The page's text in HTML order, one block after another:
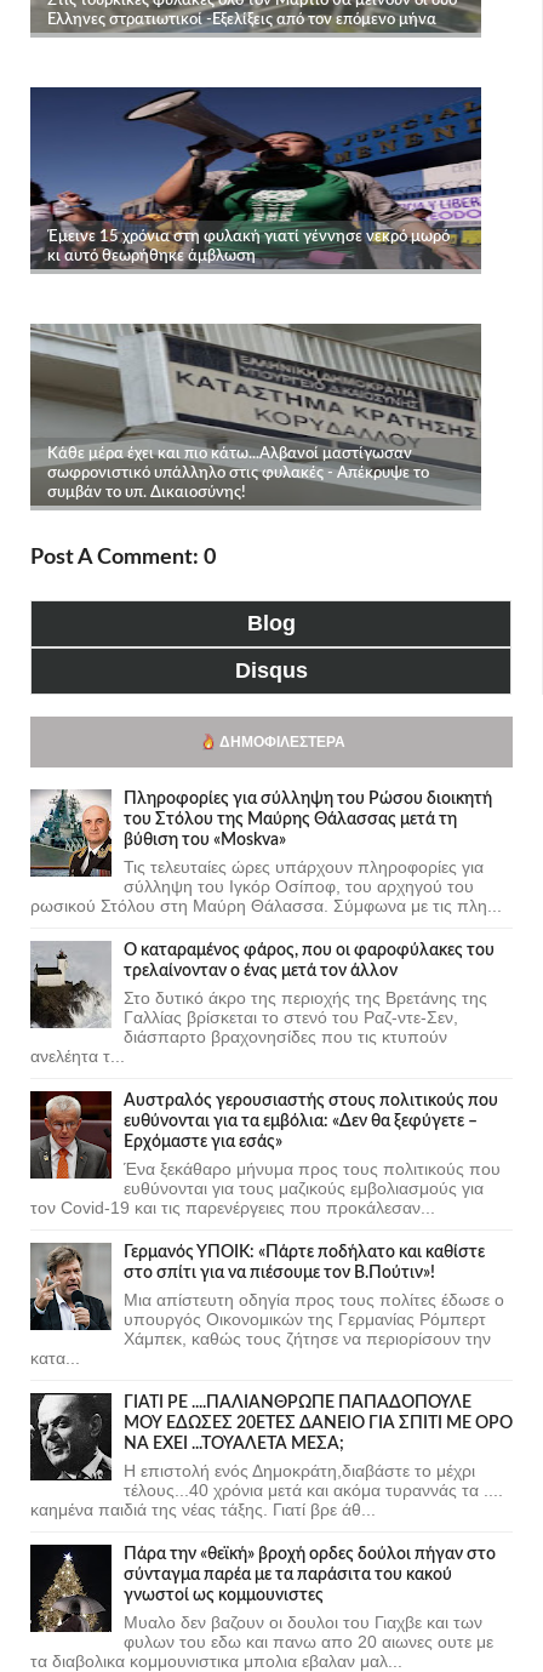
Post A Comment: 0
Blog
Disqus
ΔΗΜΟΦΙΛΈΣΤΕΡΑ
Πληροφορίες για σύλληψη του Ρώσου διοικητή
του Στόλου της Mαύρης Θάλασσας μετά τη
βύθιση του «Moskva»
Τις τελευταίες ώρες υπάρχουν πληροφορίες για
σύλληψη του Ιγκόρ Οσίποφ, του αρχηγού του
ρωσικού Στόλου στη Μαύρη Θάλασσα. Σύμφωνα με τις πλη...
Ο καταραμένος φάρος, που οι φαροφύλακες του
τρελαίνονταν ο ένας μετά τον άλλον
Στο δυτικό άκρο της περιοχής της Βρετάνης της
Γαλλίας βρίσκεται το στενό του Ραζ-ντε-Σεν,
διάσπαρτο βραχονησίδες που τις κτυπούν
ανελέητα τ...
Αυστραλός γερουσιαστής στους πολιτικούς που
ευθύνονται για τα εμβόλια: «Δεν θα ξεφύγετε –
Ερχόμαστε για εσάς»
Ένα ξεκάθαρο μήνυμα προς τους πολιτικούς που
ευθύνονται για τους μαζικούς εμβολιασμούς για
τον Covid-19 και τις παρενέργειες που προκάλεσαν...
Γερμανός ΥΠΟΙΚ: «Πάρτε ποδήλατο και καθίστε
στο σπίτι για να πιέσουμε τον Β.Πούτιν»!
Μια απίστευτη οδηγία προς τους πολίτες έδωσε ο
υπουργός Οικονομικών της Γερμανίας Ρόμπερτ
Χάμπεκ, καθώς τους ζήτησε να περιορίσουν την
κατα...
ΓΙΑΤΙ ΡΕ ....ΠΑΛΙΑΝΘΡΩΠΕ ΠΑΠΑΔΟΠΟΥΛΕ
ΜΟΥ ΕΔΩΣΕΣ 20ΕΤΕΣ ΔΑΝΕΙΟ ΓΙΑ ΣΠΙΤΙ ΜΕ ΟΡΟ
ΝΑ ΕΧΕΙ ...ΤΟΥΑΛΕΤΑ ΜΕΣΑ;
Η επιστολή ενός Δημοκράτη,διαβάστε το μέχρι
τέλους...40 χρόνια μετά και ακόμα τυραννάς τα ....
καημένα παιδιά της νέας τάξης. Γιατί βρε άθ...
Πάρα την «θεϊκή» βροχή ορδες δούλοι πήγαν στο
σύνταγμα παρέα με τα παράσιτα του κακού
γνωστοί ως κομμουνιστες
Μυαλο δεν βαζουν οι δουλοι του Γιαχβε και των
φυλων του εδω και πανω απο 20 αιωνες ουτε με
τα διαβολικα κομμουνιστικα μπολια εβαλαν μαλ...